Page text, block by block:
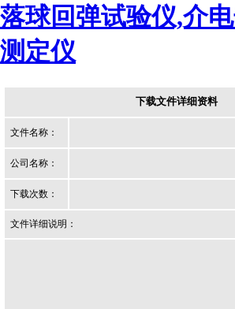
落球回弹试验仪,介
测定仪
下载文件详细资料
文件名称：
公司名称：
下载次数：
文件详细说明：